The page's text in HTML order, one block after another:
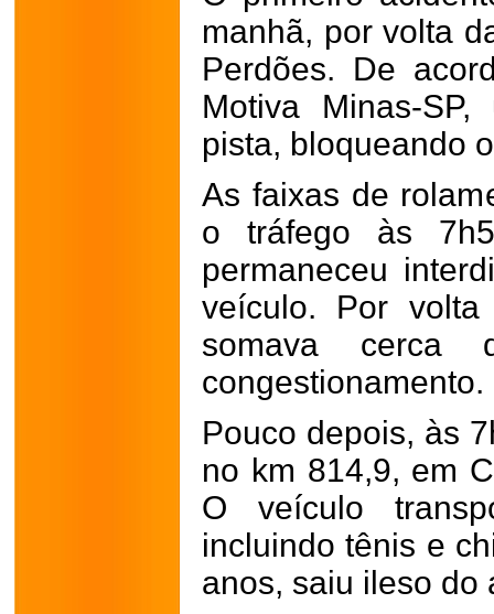
manhã, por volta
Perdões. De
Motiva Minas-
pista, bloqueando
As faixas de
o tráfego às
permaneceu
veículo. Por
somava cerca
congestionamento.
Pouco depois, às
no km 814,9, em
O veículo
incluindo tênis e
anos, saiu ileso do